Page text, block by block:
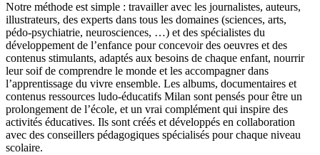
Notre méthode est simple : travailler avec les journalistes, auteurs,
illustrateurs, des experts dans tous les domaines (sciences, arts,
pédo-psychiatrie, neurosciences, …) et des spécialistes du
développement de l’enfance pour concevoir des oeuvres et des
contenus stimulants, adaptés aux besoins de chaque enfant, nourrir
leur soif de comprendre le monde et les accompagner dans
l’apprentissage du vivre ensemble. Les albums, documentaires et
contenus ressources ludo-éducatifs Milan sont pensés pour être un
prolongement de l’école, et un vrai complément qui inspire des
activités éducatives. Ils sont créés et développés en collaboration
avec des conseillers pédagogiques spécialisés pour chaque niveau
scolaire.